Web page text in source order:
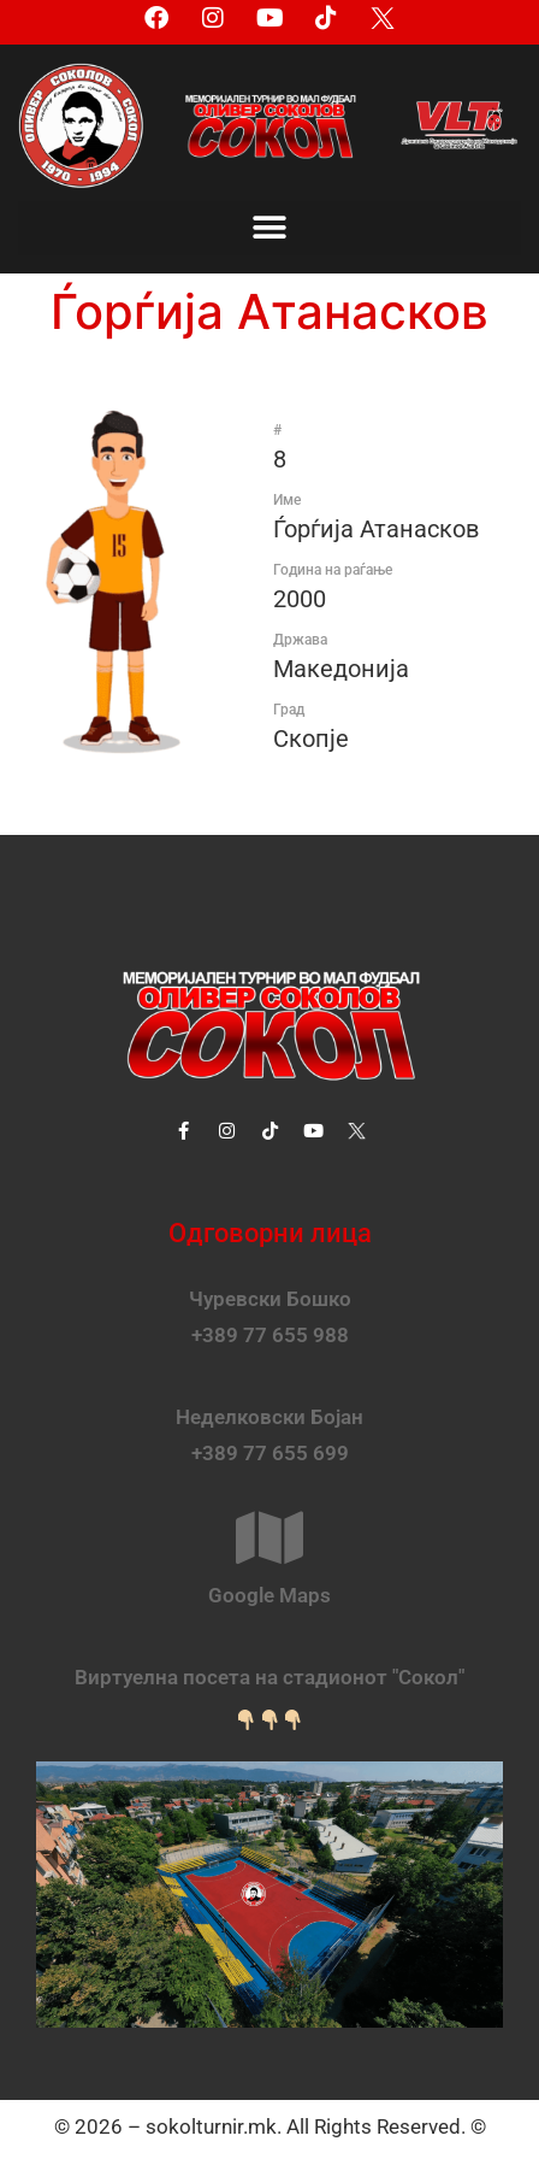
Ѓорѓија Атанасков
#
8
Име
Ѓорѓија Атанасков
Година на раѓање
2000
Држава
Македонија
Град
Скопје
Одговорни лица
Чуревски Бошко
+389 77 655 988
Неделковски Бојан
+389 77 655 699
Google Maps
Виртуелна посета на стадионот "Сокол"
© 2026 – sokolturnir.mk. All Rights Reserved. ©